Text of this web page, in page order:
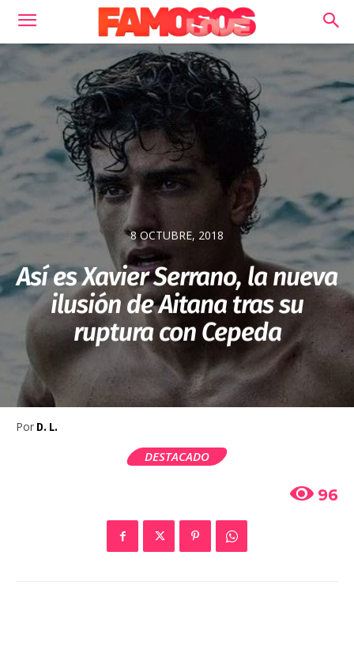
8 OCTUBRE, 2018
Así es Xavier Serrano, la nueva
ilusión de Aitana tras su
ruptura con Cepeda
Por D. L.
DESTACADO
96